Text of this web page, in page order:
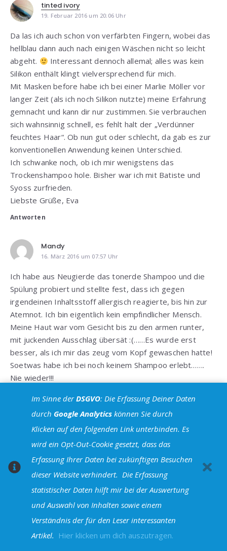
tinted ivory
19. Februar 2016 um 20:06 Uhr
Da las ich auch schon von verfärbten Fingern, wobei das
hellblau dann auch nach einigen Wäschen nicht so leicht
abgeht.
Interessant dennoch allemal; alles was kein
Silikon enthält klingt vielversprechend für mich.
Mit Masken before habe ich bei einer Marlie Möller vor
langer Zeit (als ich noch Silikon nutzte) meine Erfahrung
gemnacht und kann dir nur zustimmen. Sie verbrauchen
sich wahnsinnig schnell, es fehlt halt der „Verdünner
feuchtes Haar“. Ob nun gut oder schlecht, da gab es zur
konventionellen Anwendung keinen Unterschied.
Ich schwanke noch, ob ich mir wenigstens das
Trockenshampoo hole. Bisher war ich mit Batiste und
Syoss zurfrieden.
Liebste Grüße, Eva
Antworten
Mandy
16. März 2016 um 07:57 Uhr
Ich habe aus Neugierde das tonerde Shampoo und die
Spülung probiert und stellte fest, dass ich gegen
irgendeinen Inhaltsstoff allergisch reagierte, bis hin zur
Atemnot. Ich bin eigentlich kein empfindlicher Mensch.
Meine Haut war vom Gesicht bis zu den armen runter,
mit juckenden Ausschlag übersät :(……Es wurde erst
besser, als ich mir das zeug vom Kopf gewaschen hatte!
Soetwas habe ich bei noch keinem Shampoo erlebt…….
Nie wieder!!!
Antworten
16. März 2016 um 11:44 Uhr
reagiert, was bei fast jedem Inhaltsstoff (natürlich wie
synthetisch) vorkommen kann! Ich hoffe, Dir geht es
besser! Dass es so schnell auch wieder nachließ ist ein
gutes Zeichen. Der juckende Ausschlag nennt sich
Nesselsucht oder Uriikaria und wird besonders gern
hoffe, Du findest den Stoff heraus, denn ähnliches kann
Im Sinne derDSGVO: Die Erfassung Deiner Daten
durch Google Analyticskönnen Sie durch
Klicken auf den folgenden Link unterbinden. Es
wird ein Opt-Out-Cookie gesetzt, dass das
Erfassung Ihrer Daten bei zukünftigen Besuchen
dieser Website verhindert. Die Erfassung
statistischer Daten hilft mir bei der Auswertung
und Auswahl von Inhalten sowie einem
Verständnis der für den Leser interessanten
Artikel. Hier klicken um dich auszutragen.